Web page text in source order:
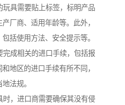
玩具需要贴上标签，标明产品
厂商、适用年龄等。此外，
括使用方法、安全提示等。
完成相关的进口手续，包括报
地区的进口手续有所不同，
法规。
时，进口商需要确保其没有侵